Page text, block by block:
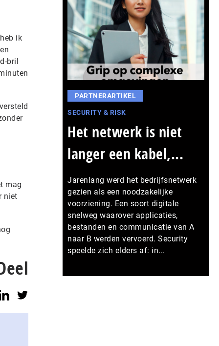
ik
bril
mag
niet
PARTNERARTIKEL
SECURITY & RISK
Het netwerk is niet
langer een kabel,...
Jarenlang werd het bedrijfsnetwerk
gezien als een noodzakelijke
voorziening. Een soort digitale
snelweg waarover applicaties,
bestanden en communicatie van A
naar B werden vervoerd. Security
speelde zich elders af: in...